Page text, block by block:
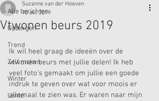
Alle berichten
Opbergen
Trend
Zelf maken
Winter
Lente
Vtwonen beurs 2019
Suzanne van der Hoeven
10 okt 2019
Ik wil heel graag de ideeën over de
vtwonen beurs met jullie delen! Ik heb
veel foto's gemaakt om jullie een goede
indruk te geven over wat voor moois er
allemaal te zien was. Er waren naar mijn